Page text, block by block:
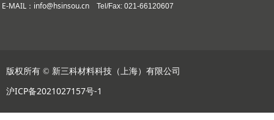
E-MAIL：info@hsinsou.cn Tel/Fax: 021-66120607
版权所有 © 新三科材料科技（上海）有限公司
沪ICP备2021027157号-1